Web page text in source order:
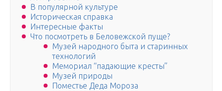
В популярной культуре
Историческая справка
Интересные факты
Что посмотреть в Беловежской пуще?
Музей народного быта и старинных
технологий
Мемориал “падающие кресты”
Музей природы
Поместье Деда Мороза